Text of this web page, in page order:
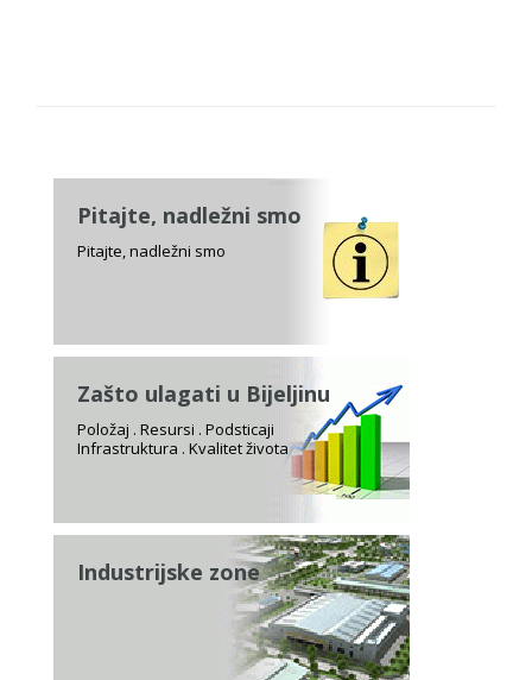
Pitajte, nadležni smo
Pitajte, nadležni smo
Zašto ulagati u Bijeljinu
Položaj . Resursi . Podsticaji
Infrastruktura . Kvalitet života
Industrijske zone